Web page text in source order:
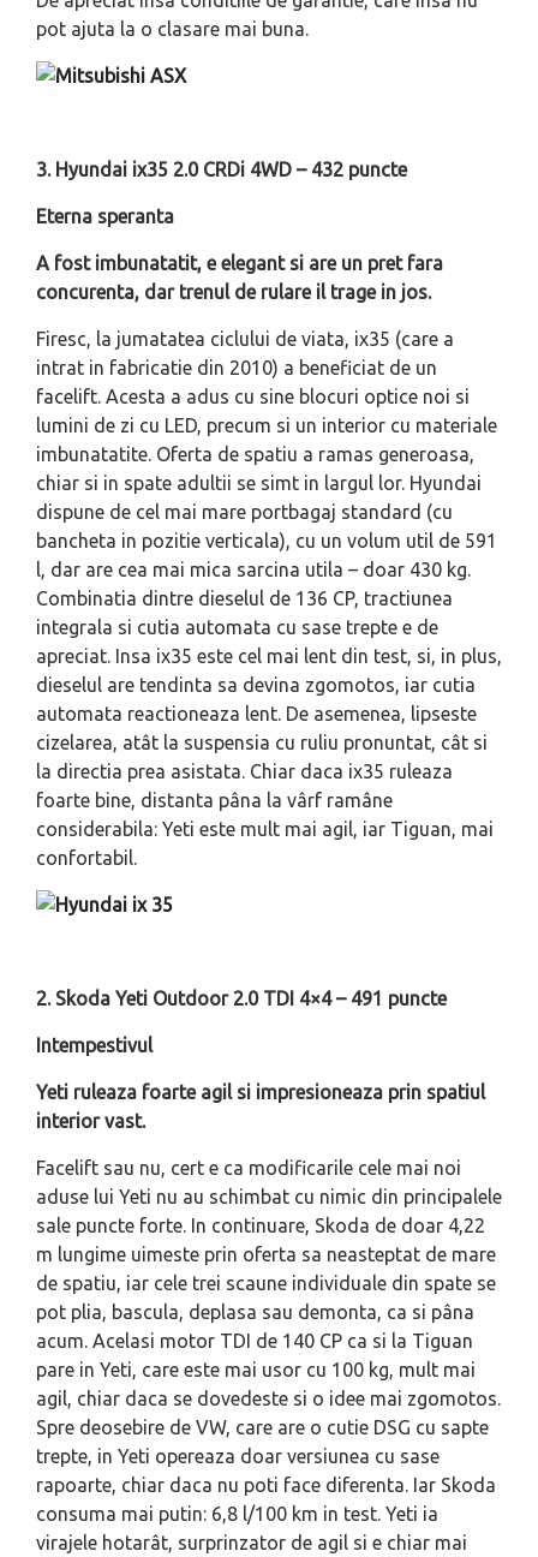
pot ajuta la o clasare mai buna.
3. Hyundai ix35 2.0 CRDi 4WD – 432 puncte
Eterna speranta
A fost imbunatatit, e elegant si are un pret fara
concurenta, dar trenul de rulare il trage in jos.
Firesc, la jumatatea ciclului de viata, ix35 (care a
intrat in fabricatie din 2010) a beneficiat de un
facelift. Acesta a adus cu sine blocuri optice noi si
lumini de zi cu LED, precum si un interior cu materiale
imbunatatite. Oferta de spatiu a ramas generoasa,
chiar si in spate adultii se simt in largul lor. Hyundai
dispune de cel mai mare portbagaj standard (cu
bancheta in pozitie verticala), cu un volum util de 591
l, dar are cea mai mica sarcina utila – doar 430 kg.
Combinatia dintre dieselul de 136 CP, tractiunea
integrala si cutia automata cu sase trepte e de
apreciat. Insa ix35 este cel mai lent din test, si, in plus,
dieselul are tendinta sa devina zgomotos, iar cutia
automata reactioneaza lent. De asemenea, lipseste
cizelarea, atât la suspensia cu ruliu pronuntat, cât si
la directia prea asistata. Chiar daca ix35 ruleaza
foarte bine, distanta pâna la vârf ramâne
considerabila: Yeti este mult mai agil, iar Tiguan, mai
confortabil.
2.Skoda Yeti Outdoor 2.0 TDI 4×4 – 491 puncte
Intempestivul
Yeti ruleaza foarte agil si impresioneaza prin spatiul
interior vast.
Facelift sau nu, cert e ca modificarile cele mai noi
aduse lui Yeti nu au schimbat cu nimic din principalele
sale puncte forte. In continuare, Skoda de doar 4,22
m lungime uimeste prin oferta sa neasteptat de mare
de spatiu, iar cele trei scaune individuale din spate se
pot plia, bascula, deplasa sau demonta, ca si pâna
acum. Acelasi motor TDI de 140 CP ca si la Tiguan
pare in Yeti, care este mai usor cu 100 kg, mult mai
agil, chiar daca se dovedeste si o idee mai zgomotos.
Spre deosebire de VW, care are o cutie DSG cu sapte
trepte, in Yeti opereaza doar versiunea cu sase
rapoarte, chiar daca nu poti face diferenta. Iar Skoda
consuma mai putin: 6,8 l/100 km in test. Yeti ia
virajele hotarât, surprinzator de agil si e chiar mai